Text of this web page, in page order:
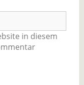
in diesem